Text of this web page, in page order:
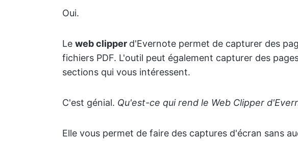
Oui.
Le web clipper d'Evernote permet de capturer des
fichiers PDF. L'outil peut également capturer des
sections qui vous intéressent.
C'est génial. Qu'est-ce qui rend le Web Clipper
Elle vous permet de faire des captures d'écran sans